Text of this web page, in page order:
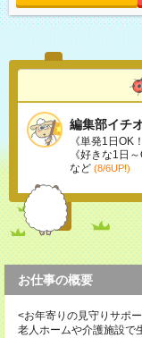
編集部イチ
《単発1日OK
《好きな1日
など (8/6UP!)
お仕事の概要
<お年寄りの見守りサポ
老人ホームや介護施設で